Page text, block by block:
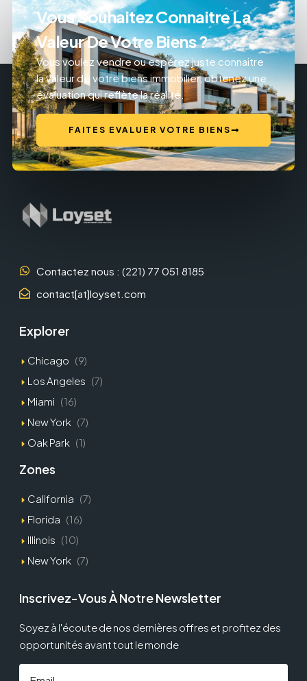
Vous Souhaitez Connaitre La
Valeur De Votre Biens ?
Vous voulez vendre ou espérez juste connaitre
la valeur de votre biens immobilier, obtenez une
évaluation qui reflète la réalité.
FAITES EVALUER VOTRE BIENS
Contactez nous : (221) 77 051 8185
contact[at]loyset.com
Explorer
Chicago (9)
Los Angeles (7)
Miami (16)
New York (7)
Oak Park (1)
Zones
California (7)
Florida (16)
Illinois (10)
New York (7)
Inscrivez-Vous À Notre Newsletter
Soyez à l'écoute de nos dernières offres et profitez des
opportunités avant tout le monde